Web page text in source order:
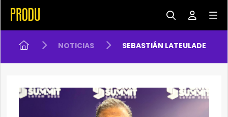
NOTICIAS SEBASTIÁN LATEULADE